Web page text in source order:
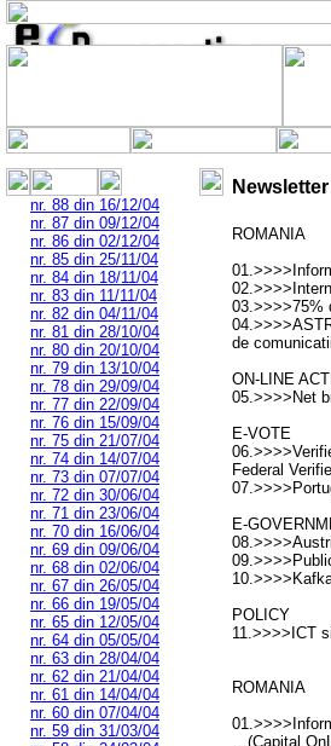
nr. 88 din 16/12/04
nr. 87 din 09/12/04
nr. 86 din 02/12/04
nr. 85 din 25/11/04
nr. 84 din 18/11/04
nr. 83 din 11/11/04
nr. 82 din 04/11/04
nr. 81 din 28/10/04
nr. 80 din 20/10/04
nr. 79 din 13/10/04
nr. 78 din 29/09/04
nr. 77 din 22/09/04
nr. 76 din 15/09/04
nr. 75 din 21/07/04
nr. 74 din 14/07/04
nr. 73 din 07/07/04
nr. 72 din 30/06/04
nr. 71 din 23/06/04
nr. 70 din 16/06/04
nr. 69 din 09/06/04
nr. 68 din 02/06/04
nr. 67 din 26/05/04
nr. 66 din 19/05/04
nr. 65 din 12/05/04
nr. 64 din 05/05/04
nr. 63 din 28/04/04
nr. 62 din 21/04/04
nr. 61 din 14/04/04
nr. 60 din 07/04/04
nr. 59 din 31/03/04
ROMANIA
03.>>>>75%
de
ON-LINE
05.>>>>Net
E-VOTE
Federal
E-
POLICY
11.>>>>ICT
ROMANIA
…(Capital